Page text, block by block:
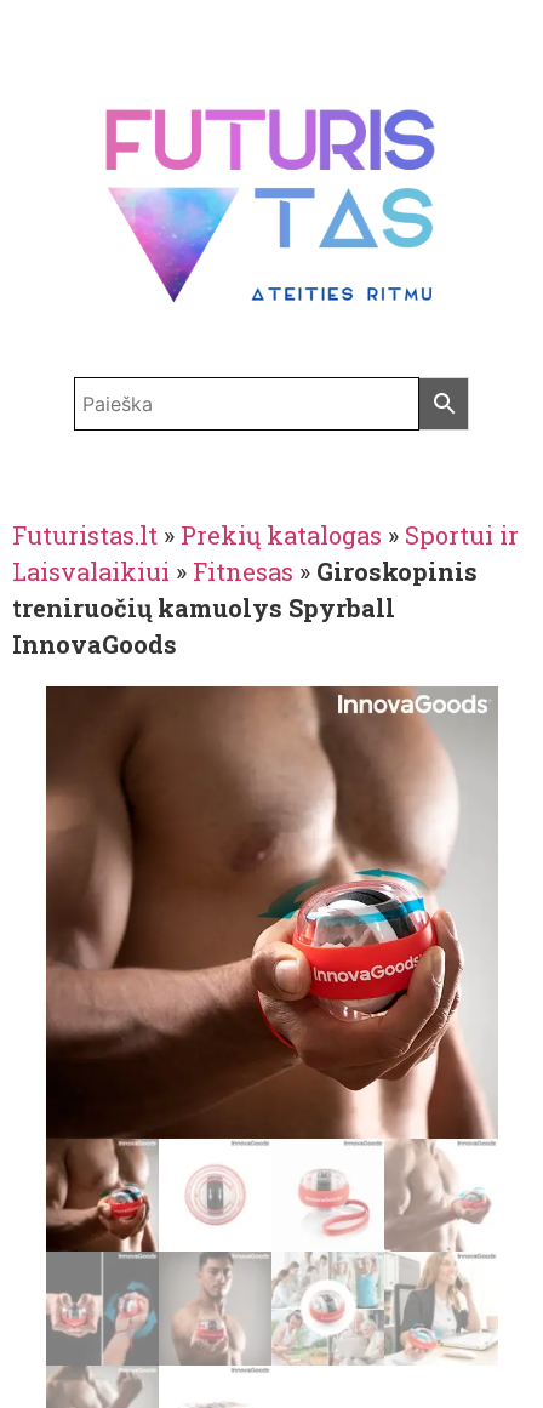
Futuristas.lt » Prekių katalogas » Sportui ir
Laisvalaikiui » Fitnesas » Giroskopinis
treniruočių kamuolys Spyrball
InnovaGoods